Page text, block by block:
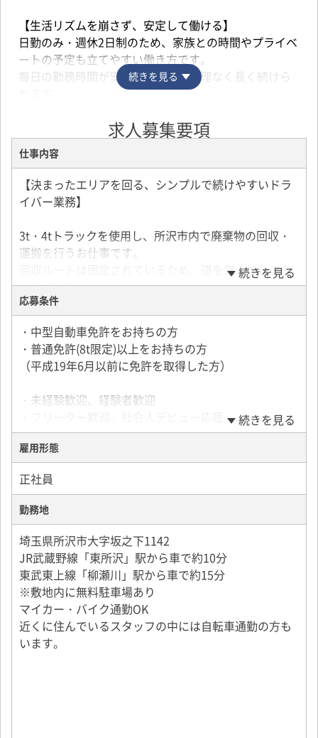
【生活リズムを崩さず、安定して働ける】
日勤のみ・週休2日制のため、家族との時間やプライベ
ートの予定も立てやすい働き方です。
毎日の勤務時間が安定しており、無理なく長く続けら
【未経験から始めやすい環境】
特別な経験は必要ありません。
同乗研修やフォロー体制が整っているため、ドライバ
ー未経験の方も安心してスタートできます。
【地域に欠かせない仕事】
廃棄物回収は、地域の暮らしを支える社会貢献性の高
い仕事です。
日々の業務を通じて、やりがいを実感できます。
この求人へ応募する
続きを見る
求人募集要項
仕事内容
【決まったエリアを回る、シンプルで続けやすいドラ
イバー業務】
3t・4tトラックを使用し、所沢市内で廃棄物の回収・
運搬を行うお仕事です。
回収ルートは固定されているため、道を覚えてしまえ
ば業務はスムーズ。
毎日同じ場所へ行くため、営業もなく落ち着いて働け
る環境です。
出社後はスケジュール確認を行い、決められたルート
を巡回。回収後は処理施設へ運搬し、業務終了となり
無理な長距離運転や深夜運行はなく、日勤中心の勤務
入社後は先輩社員が同乗し、運転や作業の流れを一つ
ずつ丁寧に指導します。
未経験の方でも、段階を踏んで独り立ちできる体制が
整っています。
続きを見る
応募条件
・中型自動車免許をお持ちの方
・普通免許(8t限定)以上をお持ちの方
（平成19年6月以前に免許を取得した方）
・未経験歓迎、経験者歓迎
・ドライバーデビュー応援
・学歴不問・性別不問・ブランクOK
・既卒、第二新卒歓迎
・20代、30代、40代活躍中
異業種からの転職した方や元自営業の方など経歴は
様々。
年齢、経歴問わず活躍いただける環境です！
続きを見る
雇用形態
正社員
勤務地
埼玉県所沢市大字坂之下1142
JR武蔵野線「東所沢」駅から車で約10分
東武東上線「柳瀬川」駅から車で約15分
※敷地内に無料駐車場あり
マイカー・バイク通勤OK
近くに住んでいるスタッフの中には自転車通勤の方も
います。